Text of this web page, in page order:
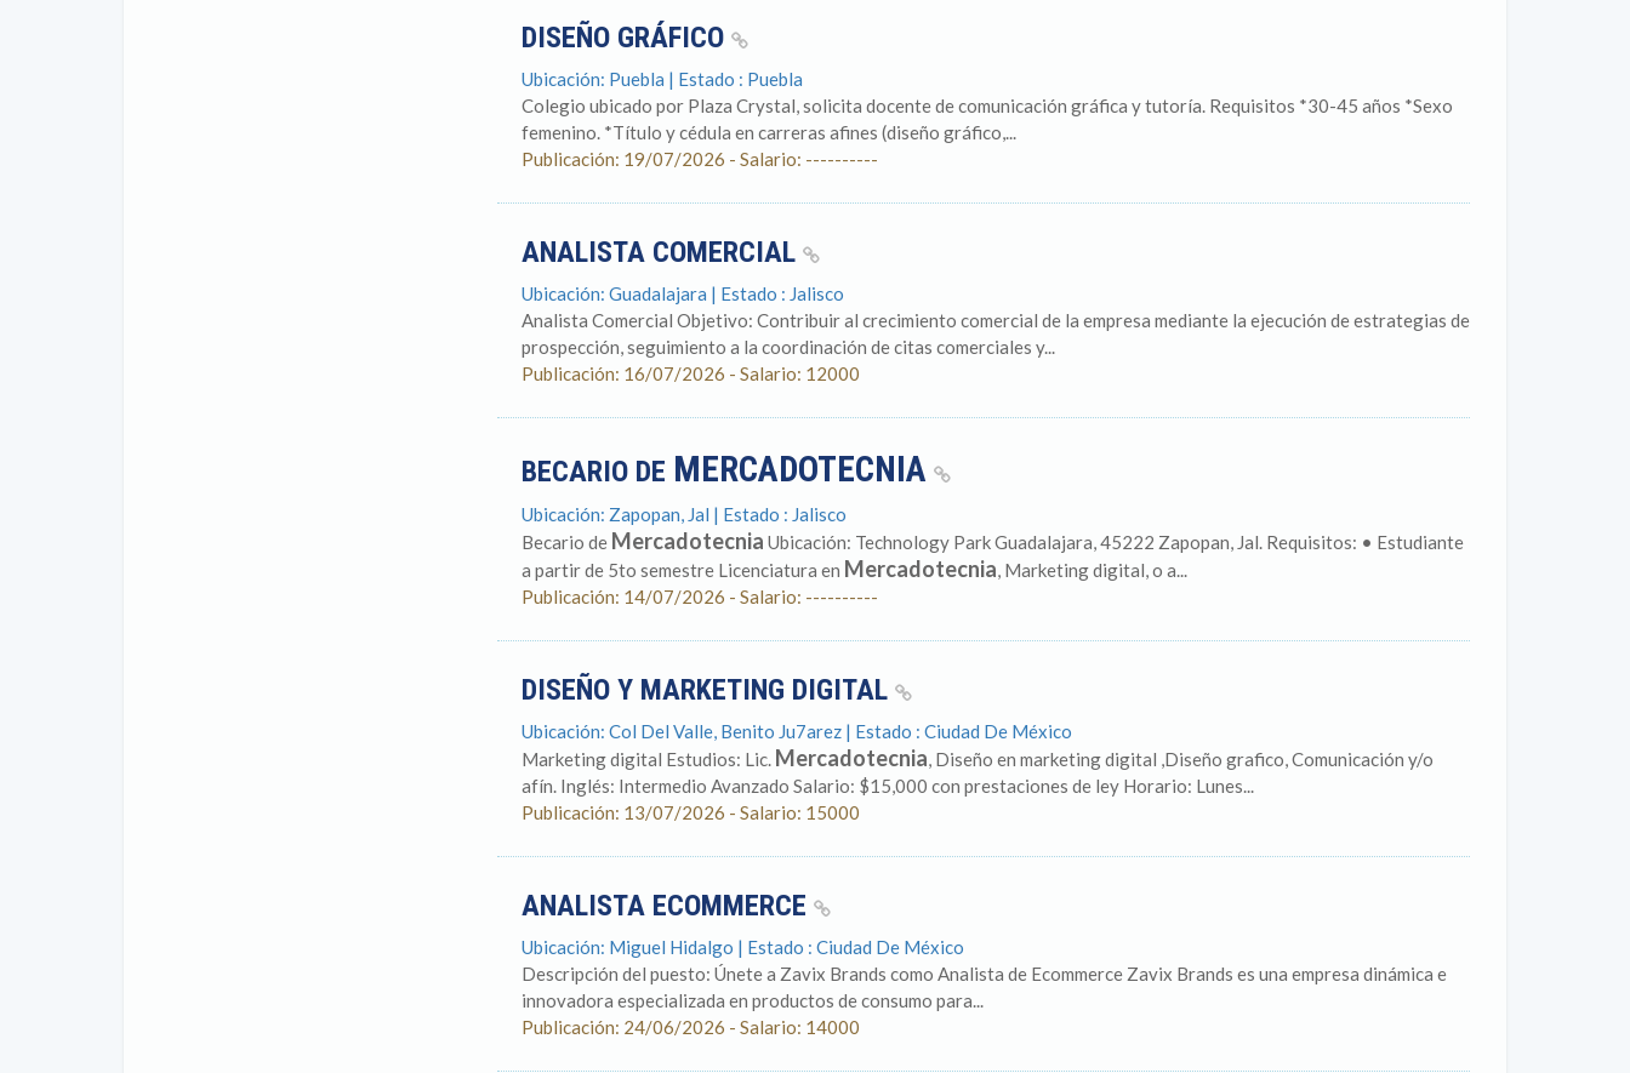
DISEÑO GRÁFICO
Ubicación: Puebla | Estado : Puebla
Colegio ubicado por Plaza Crystal, solicita docente de comunicación gráfica y tutoría. Requisitos *30-45 años *Sexo
femenino. *Título y cédula en carreras afines (diseño gráfico,...
Publicación: 19/07/2026 - Salario: ----------
ANALISTA COMERCIAL
Ubicación: Guadalajara | Estado : Jalisco
Analista Comercial Objetivo: Contribuir al crecimiento comercial de la empresa mediante la ejecución de estrategias de
prospección, seguimiento a la coordinación de citas comerciales y...
Publicación: 16/07/2026 - Salario: 12000
BECARIO DE MERCADOTECNIA
Ubicación: Zapopan, Jal | Estado : Jalisco
Becario de Mercadotecnia Ubicación: Technology Park Guadalajara, 45222 Zapopan, Jal. Requisitos: • Estudiante
a partir de 5to semestre Licenciatura en Mercadotecnia, Marketing digital, o a...
Publicación: 14/07/2026 - Salario: ----------
DISEÑO Y MARKETING DIGITAL
Ubicación: Col Del Valle, Benito Ju7arez | Estado : Ciudad De México
Marketing digital Estudios: Lic. Mercadotecnia, Diseño en marketing digital ,Diseño grafico, Comunicación y/o
afín. Inglés: Intermedio Avanzado Salario: $15,000 con prestaciones de ley Horario: Lunes...
Publicación: 13/07/2026 - Salario: 15000
ANALISTA ECOMMERCE
Ubicación: Miguel Hidalgo | Estado : Ciudad De México
Descripción del puesto: Únete a Zavix Brands como Analista de Ecommerce Zavix Brands es una empresa dinámica e
innovadora especializada en productos de consumo para...
Publicación: 24/06/2026 - Salario: 14000